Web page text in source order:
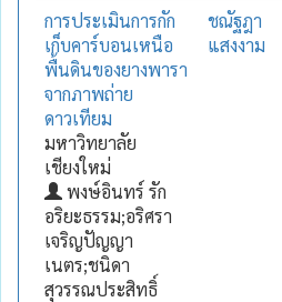
การประเมินการกัก
เก็บคาร์บอนเหนือ
พื้นดินของยางพารา
จากภาพถ่าย
ดาวเทียม
มหาวิทยาลัย
เชียงใหม่
พงษ์อินทร์ รัก
อริยะธรรม;อริศรา
เจริญปัญญา
เนตร;ชนิดา
สุวรรณประสิทธิ์
ชณัฐฎา
แสงงาม